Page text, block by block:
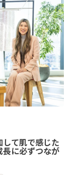
して肌で感じた
に必ずつなが